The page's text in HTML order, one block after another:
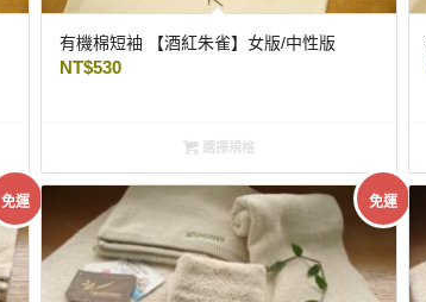
有機棉短袖 【酒紅朱雀】女版/中性版
NT$530
選擇規格
免運 免運